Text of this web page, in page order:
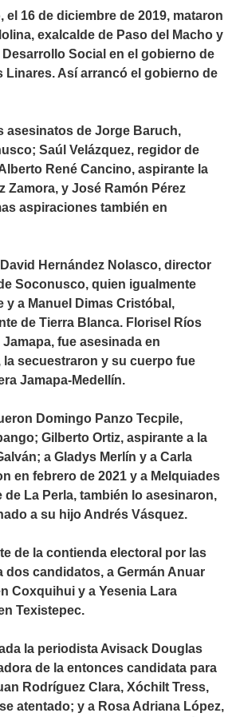
el 16 de diciembre de 2019, mataron
exalcalde de Paso del Macho y
Social en el gobierno de
Linares. Así arrancó el gobierno de
asesinatos de Jorge Baruch,
Saúl Velázquez, regidor de
René Cancino, aspirante la
Zamora, y José Ramón Pérez
aspiraciones también en
Hernández Nolasco, director
Soconusco, quien igualmente
y a Manuel Dimas Cristóbal,
de Tierra Blanca. Florisel Ríos
fue asesinada en
la secuestraron y su cuerpo fue
Jamapa-Medellín.
Domingo Panzo Tecpile,
Gilberto Ortiz, aspirante a la
a Gladys Merlín y a Carla
en febrero de 2021 y a Melquiades
de La Perla, también lo asesinaron,
a su hijo Andrés Vásquez.
de la contienda electoral por las
dos candidatos, a Germán Anuar
Coxquihui y a Yesenia Lara
Texistepec.
la periodista Avisack Douglas
de la entonces candidata para
Rodríguez Clara, Xóchilt Tress,
atentado; y a Rosa Adriana López,